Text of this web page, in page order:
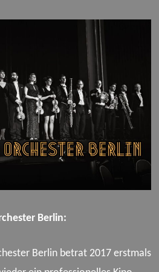
Berlin:
Berlin betrat 2017 erstmals